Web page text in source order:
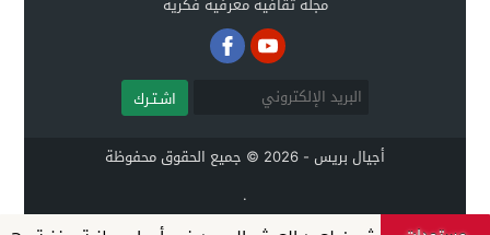
اشـتـرك
أجيال بريس - 2026 © جميع الحقوق محفوظة
.